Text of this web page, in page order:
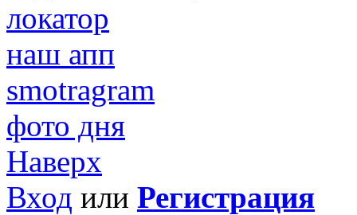
локатор
наш апп
smotragram
фото дня
Наверх
Вход или Регистрация